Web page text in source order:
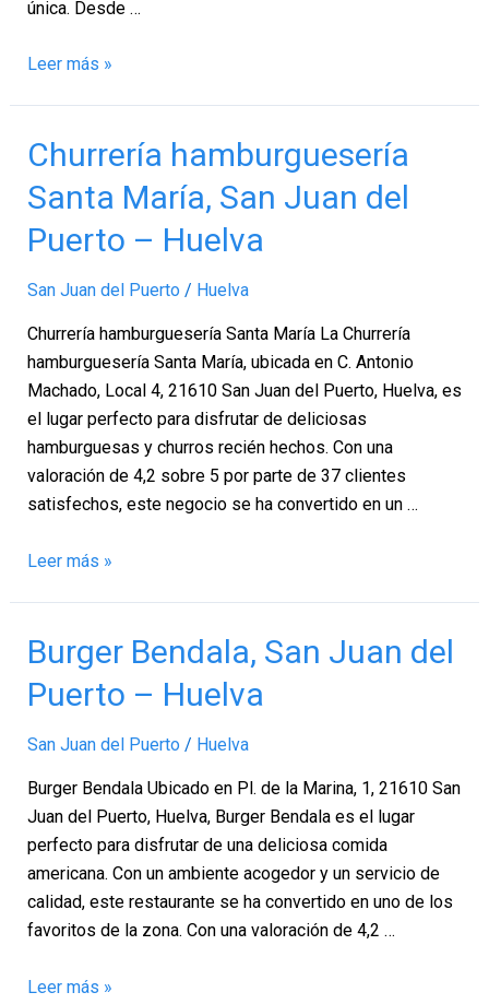
única. Desde …
Leer más »
Churrería hamburguesería
Santa María, San Juan del
Puerto – Huelva
San Juan del Puerto/ Huelva
Churrería hamburguesería Santa María La Churrería
hamburguesería Santa María, ubicada en C. Antonio
Machado, Local 4, 21610 San Juan del Puerto, Huelva, es
el lugar perfecto para disfrutar de deliciosas
hamburguesas y churros recién hechos. Con una
valoración de 4,2 sobre 5 por parte de 37 clientes
satisfechos, este negocio se ha convertido en un …
Churrería
Santa
María,
Juan
Puerto
–
Huelva
Leer más »
Burger Bendala, San Juan del
Puerto – Huelva
San Juan del Puerto/ Huelva
Burger Bendala Ubicado en Pl. de la Marina, 1, 21610 San
Juan del Puerto, Huelva, Burger Bendala es el lugar
perfecto para disfrutar de una deliciosa comida
americana. Con un ambiente acogedor y un servicio de
calidad, este restaurante se ha convertido en uno de los
favoritos de la zona. Con una valoración de 4,2 …
Burger
Bendala,
San
del
Puerto
–
Huelva
Leer más »